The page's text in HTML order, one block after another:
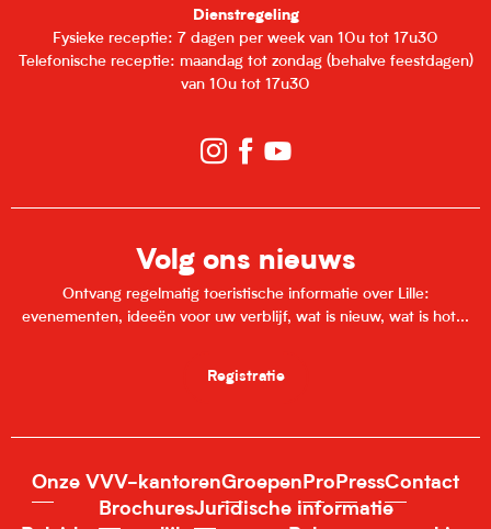
Dienstregeling
Fysieke receptie: 7 dagen per week van 10u tot 17u30
Telefonische receptie: maandag tot zondag (behalve feestdagen)
van 10u tot 17u30
Volg ons nieuws
Ontvang regelmatig toeristische informatie over Lille:
evenementen, ideeën voor uw verblijf, wat is nieuw, wat is hot...
Registratie
Onze VVV-kantorenGroepen Pro PressContact
BrochuresJuridische informatie